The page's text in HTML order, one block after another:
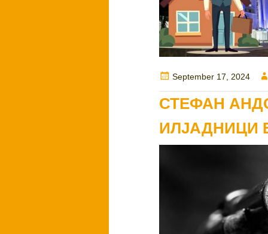
Posted
on
September 17, 2024
СТЕФАН
ИЛЈАДНИЦИ